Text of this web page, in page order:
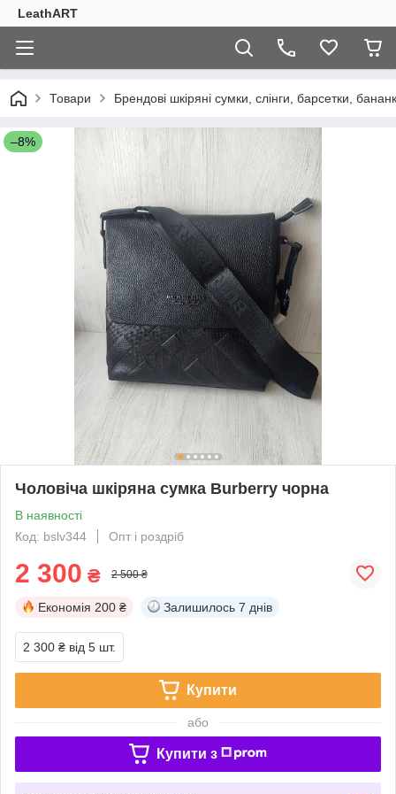
LeathART
Товари Брендові шкіряні сумки, слінги, барсетки,
–8%
Чоловіча шкіряна сумка Burberry чорна
В наявності
Код: bslv344
Опт і роздріб
2 300 ₴ 2 500 ₴
Економія 200 ₴ Залишилось 7 днів
2 300 ₴ від 5 шт.
Купити
або
Купити з